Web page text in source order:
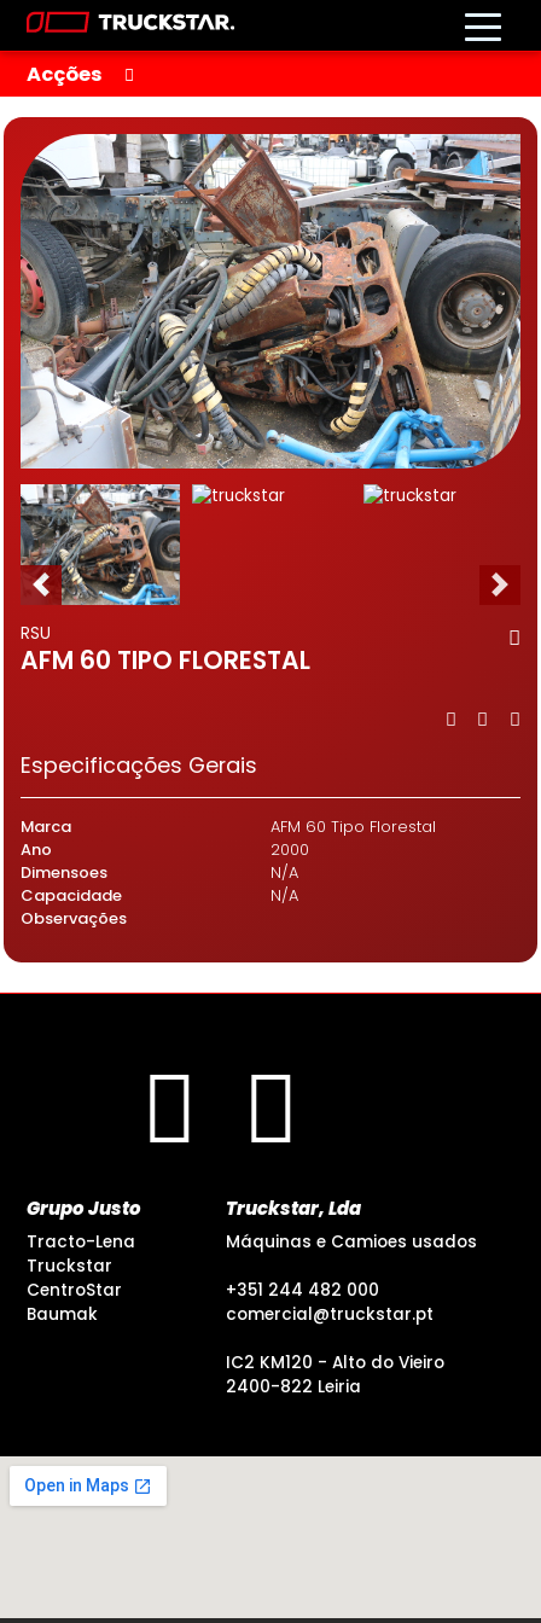
Acções
RSU
AFM 60 TIPO FLORESTAL
Especificações Gerais
Marca
AFM 60 Tipo Florestal
Ano
2000
Dimensoes
N/A
Capacidade
N/A
Observações
Grupo Justo
Tracto-Lena
Truckstar
CentroStar
Baumak
Truckstar, Lda
Máquinas e Camioes usados
+351 244 482 000
comercial@truckstar.pt
IC2 KM120 - Alto do Vieiro
2400-822 Leiria